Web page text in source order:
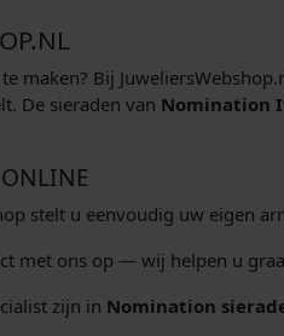
maken? Bij
De sieraden van Nomination
stelt u eenvoudig uw eigen
met ons op — wij helpen u
zijn in Nomination